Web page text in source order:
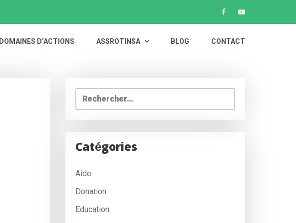
DOMAINES D’ACTIONS ASSROTINSA BLOG CONTACT
Rechercher :
Catégories
Aide
Donation
Education